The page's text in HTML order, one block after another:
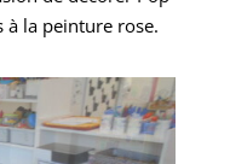
à la peinture rose.